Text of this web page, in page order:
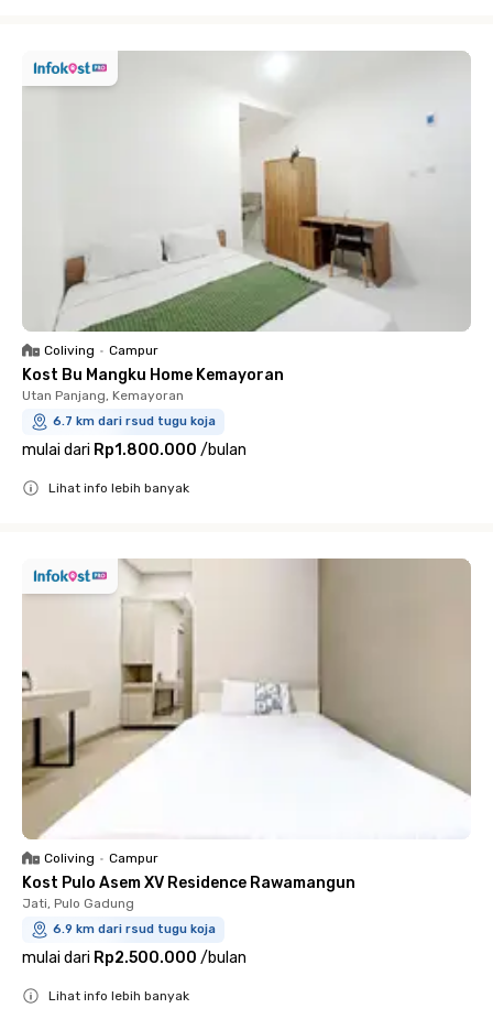
Coliving • Campur
Kost Bu Mangku Home Kemayoran
Utan Panjang, Kemayoran
6.7 km dari rsud tugu koja
mulai dari Rp1.800.000 /bulan
Lihat info lebih banyak
Coliving • Campur
Kost Pulo Asem XV Residence Rawamangun
Jati, Pulo Gadung
6.9 km dari rsud tugu koja
mulai dari Rp2.500.000 /bulan
Lihat info lebih banyak